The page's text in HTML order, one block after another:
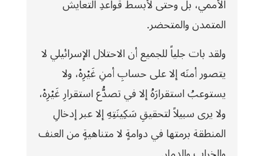
الأممي، بل وحتى لأبسط قواعدِ التعايش
المتمدن والمتحضر.
ولقد بات جلياً للجميع أن الاحتلال الإسرائيلي لا
يتصور أمنَه إلا على حسابِ أمنِ غَيْرِهْ، ولا
يستوعبُ استقرارَهُ إلا في تصدُّع استقرارِ غَيْرِهْ،
ولا يرى سبيلاً لتحقيقِ سَكِينَتِهِ إلا عبر إدخالِ
المنطقة برمتها في دوامةٍ لا متناهيةٍ من العنف